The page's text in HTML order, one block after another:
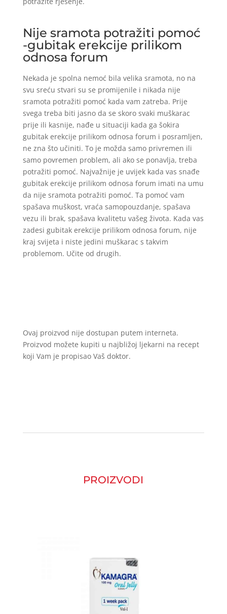
Nije sramota potražiti pomoć
-gubitak erekcije prilikom
odnosa forum
Nekada je spolna nemoć bila velika sramota, no na
svu sreću stvari su se promijenile i nikada nije
sramota potražiti pomoć kada vam zatreba. Prije
svega treba biti jasno da se skoro svaki muškarac
prije ili kasnije, nađe u situaciji kada ga šokira
gubitak erekcije prilikom odnosa forum i posramljen,
ne zna što učiniti. To je možda samo privremen ili
samo povremen problem, ali ako se ponavlja, treba
potražiti pomoć. Najvažnije je uvijek kada vas snađe
gubitak erekcije prilikom odnosa forum imati na umu
da nije sramota potražiti pomoć. Ta pomoć vam
spašava muškost, vraća samopouzdanje, spašava
vezu ili brak, spašava kvalitetu vašeg života. Kada vas
zadesi gubitak erekcije prilikom odnosa forum, nije
kraj svijeta i niste jedini muškarac s takvim
problemom. Učite od drugih.
Ovaj proizvod nije dostupan putem interneta.
Proizvod možete kupiti u najbližoj ljekarni na recept
koji Vam je propisao Vaš doktor.
PROIZVODI